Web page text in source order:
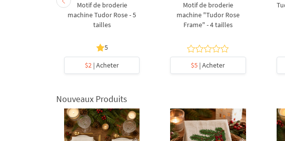
Motif de broderie
machine Tudor Rose - 5
tailles
5
$2 | Acheter
Motif de broderie
machine "Tudor Rose
Frame" - 4 tailles
$5 | Acheter
Nouveaux Produits